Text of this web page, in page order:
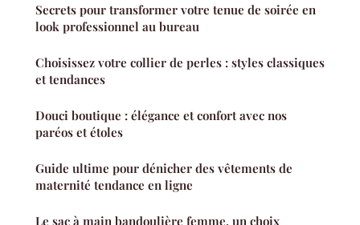
Secrets pour transformer votre tenue de soirée en
look professionnel au bureau
Choisissez votre collier de perles : styles classiques
et tendances
Douci boutique : élégance et confort avec nos
paréos et étoles
Guide ultime pour dénicher des vêtements de
maternité tendance en ligne
Le sac à main bandoulière femme, un choix